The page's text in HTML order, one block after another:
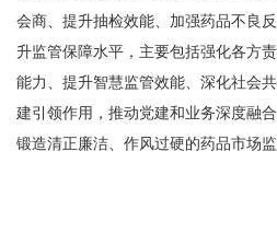
会商、提升抽检效能、加强药品不良
升监管保障水平，主要包括强化各方
能力、提升智慧监管效能、深化社会
建引领作用，推动党建和业务深度融
锻造清正廉洁、作风过硬的药品市场